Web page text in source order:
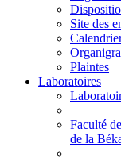
Site des
Plaintes
Laboratoires
Faculté
de la